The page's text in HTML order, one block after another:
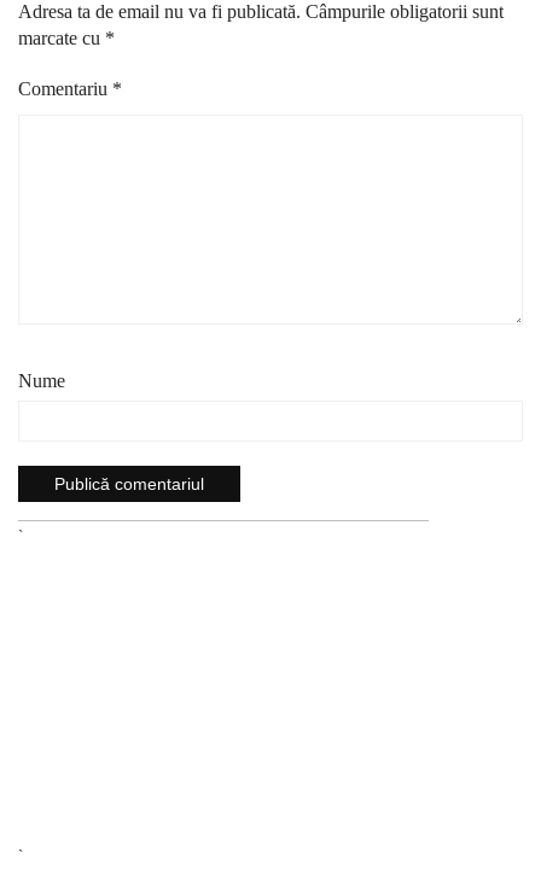
Adresa ta de email nu va fi publicată. Câmpurile obligatorii sunt
marcate cu *
Comentariu *
Nume
`
`